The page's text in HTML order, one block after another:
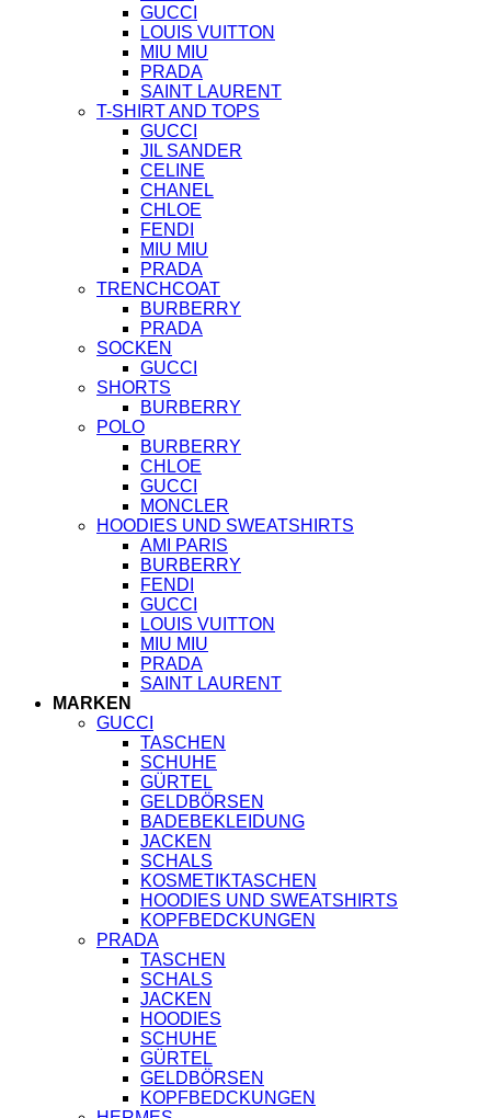
GUCCI
LOUIS VUITTON
MIU MIU
PRADA
SAINT LAURENT
T-SHIRT AND TOPS
GUCCI
JIL SANDER
CELINE
CHANEL
CHLOE
FENDI
MIU MIU
PRADA
TRENCHCOAT
BURBERRY
PRADA
SOCKEN
GUCCI
SHORTS
BURBERRY
POLO
BURBERRY
CHLOE
GUCCI
MONCLER
HOODIES UND SWEATSHIRTS
AMI PARIS
BURBERRY
FENDI
GUCCI
LOUIS VUITTON
MIU MIU
PRADA
SAINT LAURENT
MARKEN
GUCCI
TASCHEN
SCHUHE
GÜRTEL
GELDBÖRSEN
BADEBEKLEIDUNG
JACKEN
SCHALS
KOSMETIKTASCHEN
HOODIES UND SWEATSHIRTS
KOPFBEDCKUNGEN
PRADA
TASCHEN
SCHALS
JACKEN
HOODIES
SCHUHE
GÜRTEL
GELDBÖRSEN
KOPFBEDCKUNGEN